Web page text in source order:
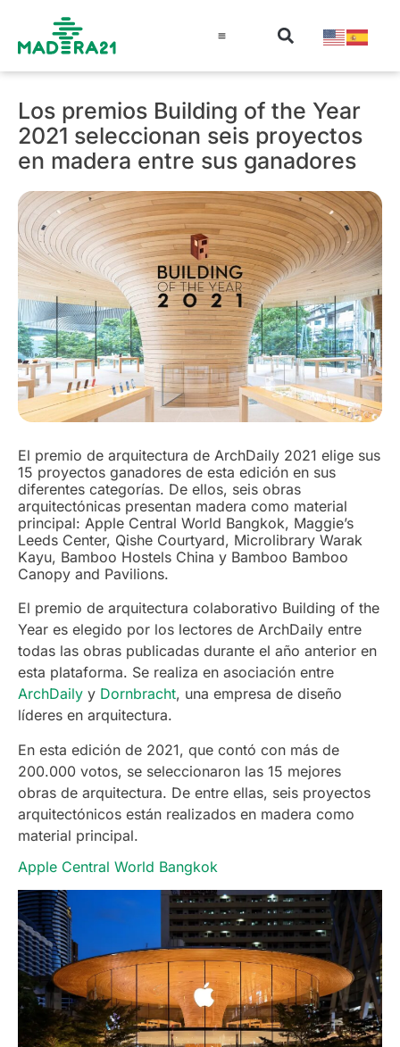
Los premios Building of the Year
2021 seleccionan seis proyectos
en madera entre sus ganadores
El premio de arquitectura de ArchDaily 2021 elige sus
15 proyectos ganadores de esta edición en sus
diferentes categorías. De ellos, seis obras
arquitectónicas presentan madera como material
principal: Apple Central World Bangkok, Maggie’s
Leeds Center, Qishe Courtyard, Microlibrary Warak
Kayu, Bamboo Hostels China y Bamboo Bamboo
Canopy and Pavilions.
El premio de arquitectura colaborativo Building of the
Year es elegido por los lectores de ArchDaily entre
todas las obras publicadas durante el año anterior en
esta plataforma. Se realiza en asociación entre
ArchDaily y Dornbracht, una empresa de diseño
líderes en arquitectura.
En esta edición de 2021, que contó con más de
200.000 votos, se seleccionaron las 15 mejores
obras de arquitectura. De entre ellas, seis proyectos
arquitectónicos están realizados en madera como
material principal.
Apple Central World Bangkok